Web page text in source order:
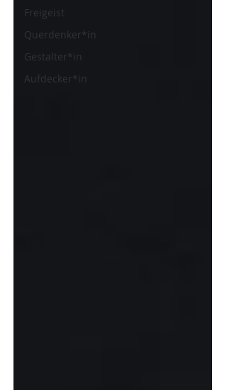
Freigeist
Querdenker*in
Gestalter*in
Aufdecker*in